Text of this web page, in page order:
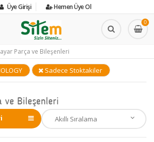
Üye Girişi Hemen Üye Ol
0
Parça ve Bileşenleri
Sadece Stoktakiler
ve Bileşenleri